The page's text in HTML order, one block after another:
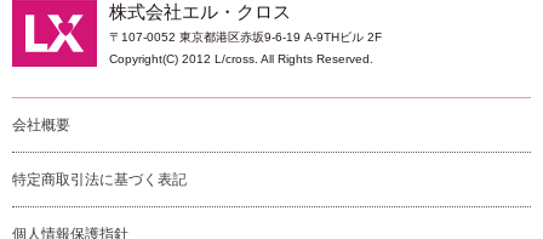
株式会社エル・クロス
〒107-0052 東京都港区赤坂9-6-19 A-9THビル 2F
Copyright(C) 2012 L/cross. All Rights Reserved.
会社概要
特定商取引法に基づく表記
個人情報保護指針